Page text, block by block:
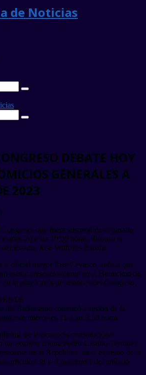
Search
Search
DEBATE HOY
GENERALES A
2023
que fuera suspendida el pasado
20 a las 10:00 horas, dispuso el
del Estado, José Williams Zapata.
oficial mayor José Cevasco, señala que
asistir presencialmente en el Hemiciclo de
la plataforma de sesiones del Congreso.
del Parlamento convocó a sesión de la
este miércoles 21 a las 8:30 horas.
de la denuncia constitucional
un extremo contra Pedro Castillo Terrones,
de la República, en el extremo de la
artículos 38 y el numeral 1 del artículo